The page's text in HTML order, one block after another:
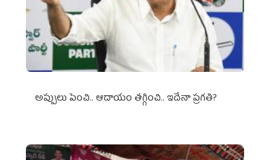
అప్పులు పెంచి.. ఆదాయం తగ్గించి.. ఇదేనా ప్రగతి?